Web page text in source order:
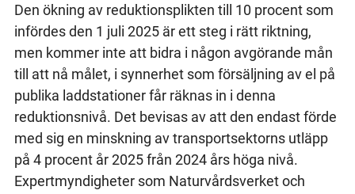
Den ökning av reduktionsplikten till 10 procent som
infördes den 1 juli 2025 är ett steg i rätt riktning,
men kommer inte att bidra i någon avgörande mån
till att nå målet, i synnerhet som försäljning av el på
publika laddstationer får räknas in i denna
reduktionsnivå. Det bevisas av att den endast förde
med sig en minskning av transportsektorns utläpp
på 4 procent år 2025 från 2024 års höga nivå.
Expertmyndigheter som Naturvårdsverket och